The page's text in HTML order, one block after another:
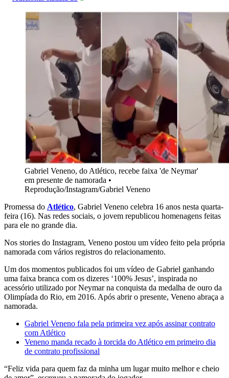
Gabriel Veneno, do Atlético, recebe faixa 'de Neymar'
em presente de namorada •
Reprodução/Instagram/Gabriel Veneno
Promessa do Atlético, Gabriel Veneno celebra 16 anos nesta quarta-
feira (16). Nas redes sociais, o jovem republicou homenagens feitas
para ele no grande dia.
Nos stories do Instagram, Veneno postou um vídeo feito pela própria
namorada com vários registros do relacionamento.
Um dos momentos publicados foi um vídeo de Gabriel ganhando
uma faixa branca com os dizeres ‘100% Jesus’, inspirada no
acessório utilizado por Neymar na conquista da medalha de ouro da
Olimpíada do Rio, em 2016. Após abrir o presente, Veneno abraça a
namorada.
Gabriel Veneno fala pela primeira vez após assinar contrato
com Atlético
Veneno manda recado à torcida do Atlético em primeiro dia
de contrato profissional
“Feliz vida para quem faz da minha um lugar muito melhor e cheio